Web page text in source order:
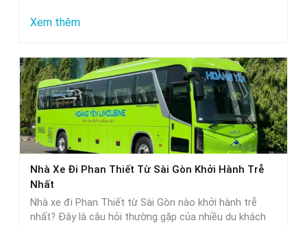
Xem thêm:
Limousine
Phòng
Đôi
Sài
Gòn
Phan
Thiết
Lựa
Nhà Xe Đi Phan Thiết Từ Sài Gòn Khởi Hành Trễ
Nhất
Nhà xe đi Phan Thiết từ Sài Gòn nào khởi hành trễ
nhất? Đây là câu hỏi thường gặp của nhiều du khách